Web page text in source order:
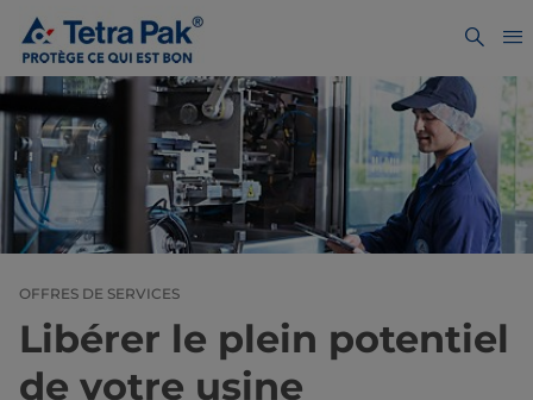
OFFRES DE SERVICES
Libérer le plein potentiel
de votre usine